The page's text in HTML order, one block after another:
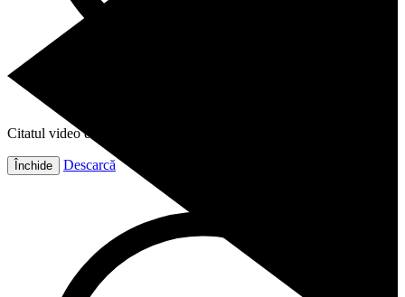
Citatul video este gata!
Închide Descarcă